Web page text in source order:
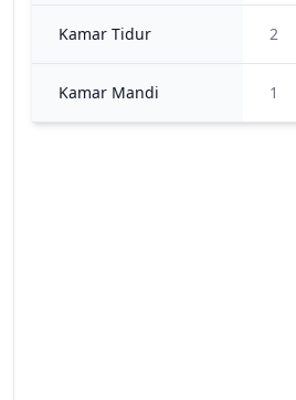
Kamar Tidur 2
Kamar Mandi 1